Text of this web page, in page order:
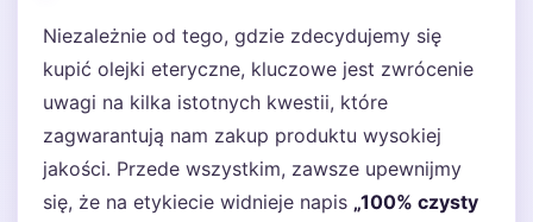
Niezależnie od tego, gdzie zdecydujemy się
kupić olejki eteryczne, kluczowe jest zwrócenie
uwagi na kilka istotnych kwestii, które
zagwarantują nam zakup produktu wysokiej
jakości. Przede wszystkim, zawsze upewnijmy
się, że na etykiecie widnieje napis „100% czysty